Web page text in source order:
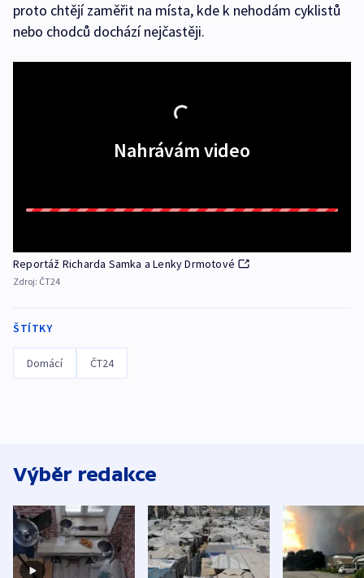
proto chtějí zaměřit na místa, kde k nehodám cyklistů
nebo chodců dochází nejčastěji.
Nahrávám video
Reportáž Richarda Samka a Lenky Drmotové
Zdroj: ČT24
ŠTÍTKY
Domácí ČT24
Výběr redakce